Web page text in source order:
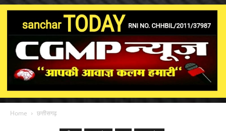
Home छत्तीसगढ़